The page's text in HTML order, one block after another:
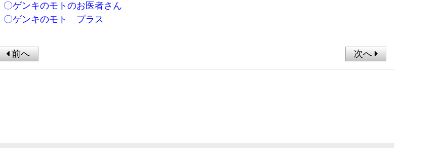
〇ゲンキのモトのお医者さん
〇ゲンキのモト プラス
前へ 次へ